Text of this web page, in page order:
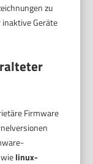
zu
inaktive Geräte
Firmware
linux-